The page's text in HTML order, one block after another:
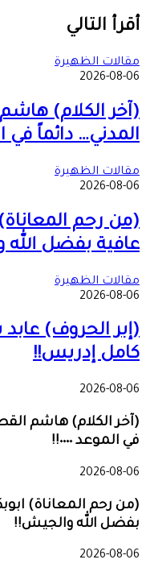
عبر
البريد
أقرأ التالي
مقالات الظهيرة
2026-08-06
(آخر الكلام)
المدني… دائماً في
مقالات الظهيرة
2026-08-06
(من رحم
عافية بفضل
مقالات الظهيرة
2026-08-06
(إبر الحروف)
كامل إدريس!!
2026-08-06
(آخر الكلام) هاشم
في الموعد ٠٠٠٠!!
2026-08-06
(من رحم المعاناة)
بفضل الله والجيش!!
2026-08-06